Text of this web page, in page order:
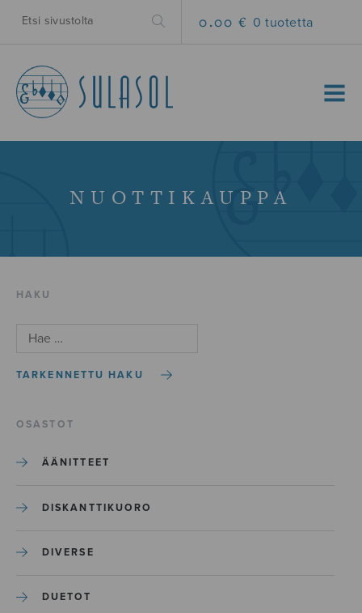
0.00 € 0 tuotetta
MENU
NUOTTIKAUPPA
HAKU
TARKENNETTU HAKU
OSASTOT
ÄÄNITTEET
DISKANTTIKUORO
DIVERSE
DUETOT